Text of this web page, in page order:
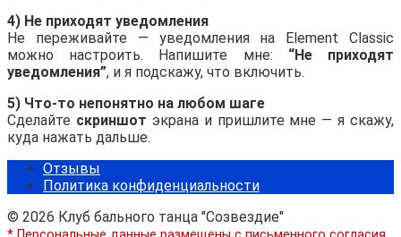
4) Не приходят уведомления
Не переживайте — уведомления на Element Classic
можно настроить. Напишите мне: “Не приходят
уведомления”, и я подскажу, что включить.
5) Что-то непонятно на любом шаге
Сделайте скриншот экрана и пришлите мне — я скажу,
куда нажать дальше.
Отзывы
Политика конфиденциальности
© 2026 Клуб бального танца "Созвездие"